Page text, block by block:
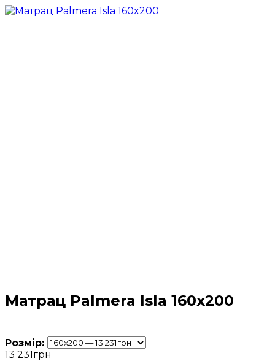
Матрац Palmera Isla 160x200
Розмір:
13 231грн